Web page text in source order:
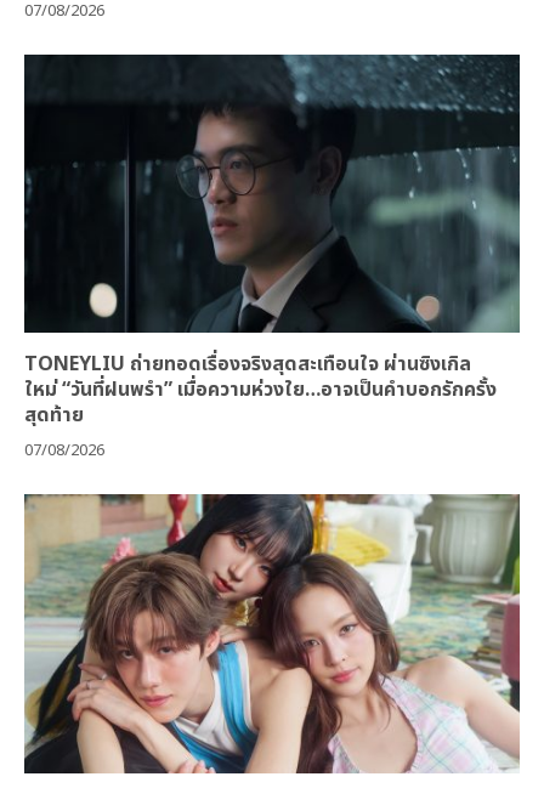
07/08/2026
TONEYLIU ถ่ายทอดเรื่องจริงสุดสะเทือนใจ ผ่านซิงเกิล
ใหม่ “วันที่ฝนพรำ” เมื่อความห่วงใย…อาจเป็นคำบอกรักครั้ง
สุดท้าย
07/08/2026